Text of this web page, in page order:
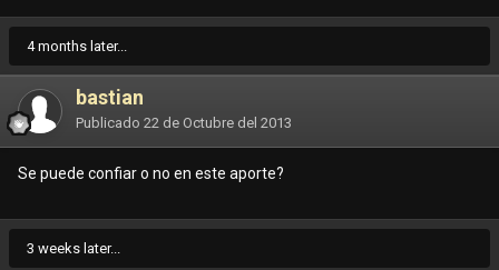
4 months later...
bastian
Publicado 22 de Octubre del 2013
Se puede confiar o no en este aporte?
3 weeks later...